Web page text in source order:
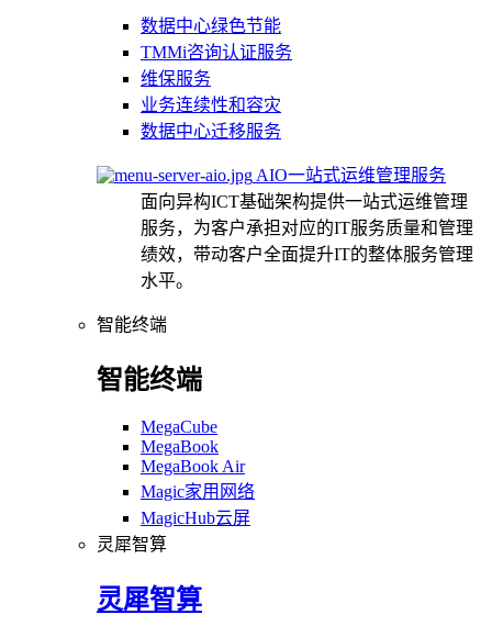
数据中心绿色节能
TMMi咨询认证服务
维保服务
业务连续性和容灾
数据中心迁移服务
AIO一站式运维管理服务
面向异构ICT基础架构提供一站式运维管理
服务，为客户承担对应的IT服务质量和管理
绩效，带动客户全面提升IT的整体服务管理
水平。
智能终端
智能终端
MegaCube
MegaBook
MegaBook Air
Magic家用网络
MagicHub云屏
灵犀智算
灵犀智算